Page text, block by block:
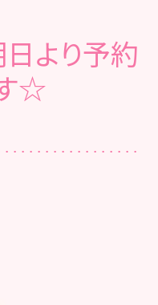
日より予約
☆